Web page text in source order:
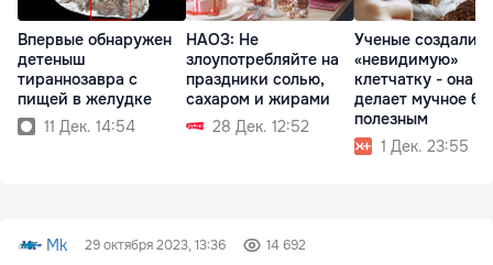
Впервые обнаружен
детеныш
тираннозавра с
пищей в желудке
11 Дек. 14:54
НАОЗ: Не
злоупотребляйте на
праздники солью,
сахаром и жирами
28 Дек. 12:52
Ученые создали
«невидимую»
клетчатку - она
делает мучное
полезным
1 Дек. 23:55
Mk 29 октября 2023, 13:36 14 692